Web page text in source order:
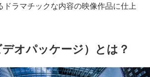
ドラマチックな内容の映像作品に仕上
オパッケージ）とは？